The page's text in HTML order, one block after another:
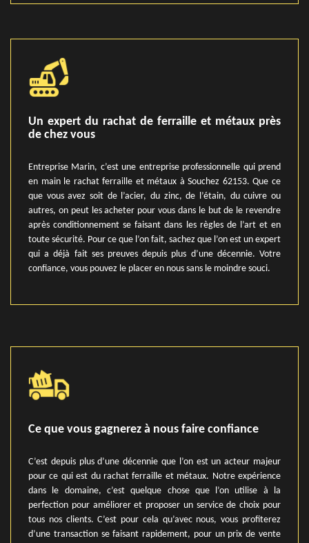
Un expert du rachat de ferraille et métaux près
de chez vous
Entreprise Marin, c’est une entreprise professionnelle qui prend
en main le rachat ferraille et métaux à Souchez 62153. Que ce
que vous avez soit de l’acier, du zinc, de l’étain, du cuivre ou
autres, on peut les acheter pour vous dans le but de le revendre
après conditionnement se faisant dans les règles de l’art et en
toute sécurité. Pour ce que l’on fait, sachez que l’on est un expert
qui a déjà fait ses preuves depuis plus d’une décennie. Votre
confiance, vous pouvez le placer en nous sans le moindre souci.
Ce que vous gagnerez à nous faire confiance
C’est depuis plus d’une décennie que l’on est un acteur majeur
pour ce qui est du rachat ferraille et métaux. Notre expérience
dans le domaine, c’est quelque chose que l’on utilise à la
perfection pour améliorer et proposer un service de choix pour
tous nos clients. C’est pour cela qu’avec nous, vous profiterez
d’une transaction se faisant rapidement, pour un prix de vente